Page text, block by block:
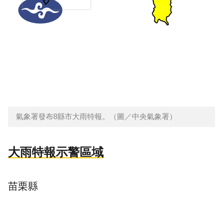
氣象署發布8縣市大雨特報。（圖／中央氣象署）
大雨特報示警區域
苗栗縣